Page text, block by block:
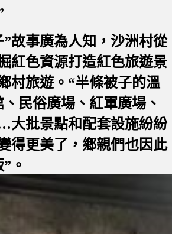
”故事廣為人知，沙洲村從
紅色資源打造紅色旅遊景
村旅遊。“半條被子的溫
民俗廣場、紅軍廣場、
大批景點和配套設施紛紛
得更美了，鄉親們也因此
。